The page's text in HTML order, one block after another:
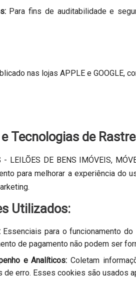
Para fins de auditabilidade e
nas lojas APPLE e GOOGLE,
Tecnologias de
- LEILÕES DE BENS IMÓVEIS,
para melhorar a experiência do
Utilizados:
Essenciais para o funcionamento
de pagamento não podem ser
e Analíticos: Coletam
de erro. Esses cookies são usados